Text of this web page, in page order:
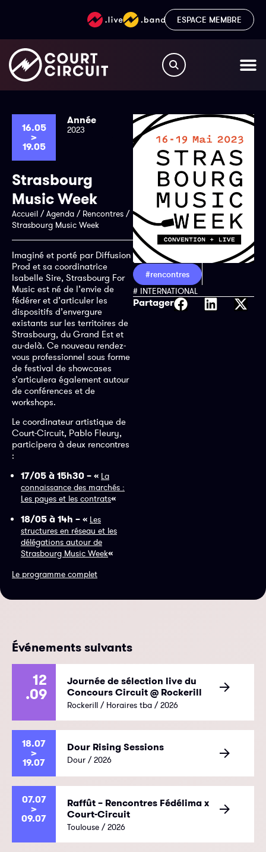
ESPACE MEMBRE
16.05
>
19.05
Année
2023
Strasbourg
Music Week
Accueil /Agenda / Rencontres /
Strasbourg Music Week
Imaginé et porté par Diffusion
Prod et sa coordinatrice
Isabelle Sire, Strasbourg For
Music est né de l’envie de
fédérer et d’articuler les
dispositifs d’envergure
existants sur les territoires de
Strasbourg, du Grand Est et
au-delà. Ce nouveau rendez-
vous professionnel sous forme
de festival de showcases
s’articulera également autour
de conférences et de
workshops.
Le coordinateur artistique de
Court-Circuit, Pablo Fleury,
participera à deux rencontres
:
17/05 à 15h30 – « La
connaissance des marchés :
Les payes et les contrats«
18/05 à 14h – « Les
structures en réseau et les
délégations autour de
Strasbourg Music Week«
Le programme complet
#rencontres
# INTERNATIONAL
Partager
Événements suivants
12
.09
Journée de sélection live du
Concours Circuit @ Rockerill
Rockerill / Horaires tba / 2026
18.07
>
19.07
Dour Rising Sessions
Dour / 2026
07.07
>
09.07
Raffût – Rencontres Fédélima x
Court-Circuit
Toulouse / 2026